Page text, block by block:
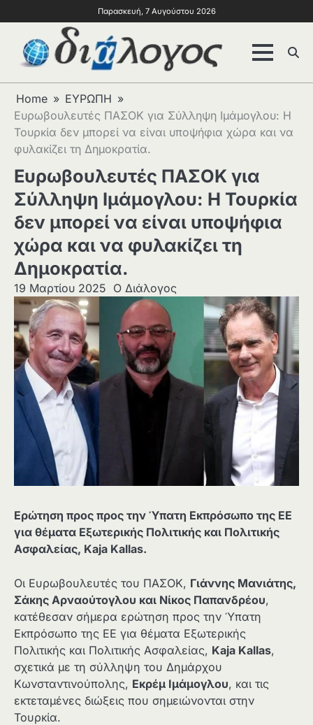
Παρασκευή, 7 Αυγούστου 2026
Home
ΕΥΡΩΠΗ
Ευρωβουλευτές ΠΑΣΟΚ για Σύλληψη Ιμάμογλου: Η
Τουρκία δεν μπορεί να είναι υποψήφια χώρα και να
φυλακίζει τη Δημοκρατία.
Ευρωβουλευτές ΠΑΣΟΚ για
Σύλληψη Ιμάμογλου: Η Τουρκία
δεν μπορεί να είναι υποψήφια
χώρα και να φυλακίζει τη
Δημοκρατία.
19 Μαρτίου 2025 Ο Διάλογος
Ερώτηση προς προς την Ύπατη Εκπρόσωπο της ΕΕ
για θέματα Εξωτερικής Πολιτικής και Πολιτικής
Ασφαλείας, Kaja Kallas.
Οι Ευρωβουλευτές του ΠΑΣΟΚ, Γιάννης Μανιάτης,
Σάκης Αρναούτογλου και Νίκος Παπανδρέου,
κατέθεσαν σήμερα ερώτηση προς την Ύπατη
Εκπρόσωπο της ΕΕ για θέματα Εξωτερικής
Πολιτικής και Πολιτικής Ασφαλείας, Kaja Kallas,
σχετικά με τη σύλληψη του Δημάρχου
Κωνσταντινούπολης, Εκρέμ Ιμάμογλου, και τις
εκτεταμένες διώξεις που σημειώνονται στην
Τουρκία.